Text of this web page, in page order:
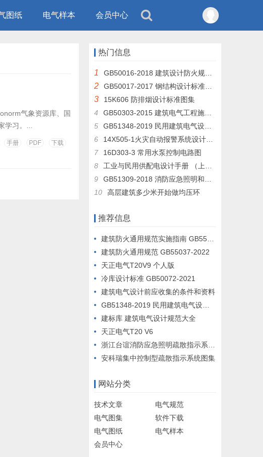
图纸 电气样本 会员中心
气象资源库、国
习。...
手册 PDF 下载
热门信息
1 GB50016-2018 建筑设计防火规范 （GB50016-2014修订版）
2 GB50017-2017 钢结构设计标准及条文说明
3
15K606 防排烟设计标准图集
4
GB50303-2015 建筑电气工程施工质量验收规范
5
GB51348-2019 民用建筑电气设计标准
6
14X505-1火灾自动报警系统设计规范图示
7
16D303-3 常用水泵控制电路图
8
工业与民用供配电设计手册 （上册 下层）
9
GB51309-2018 消防应急照明和疏散指示系统技术规范
10
高层建筑多少米开始做均压环
推荐信息
建筑防火通用规范实施指南 GB55037-2022
建筑防火通用规范 GB55037-2022
天正电气T20V9 个人版
冷库设计标准 GB50072-2021
建筑电气设计前应收集的条件和资料
GB51348-2019 民用建筑电气设计标准
建标库 建筑电气设计规范大全
天正电气T20 V6
浙江台谊消防应急照明疏散指示系统设计例图
安科瑞集中控制型疏散指示系统图集
网站分类
技术文章
电气规范
电气图集
软件下载
电气图纸
电气样本
会员中心